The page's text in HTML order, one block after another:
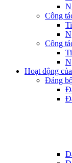
Công
Công
Hoạt động
Đảng